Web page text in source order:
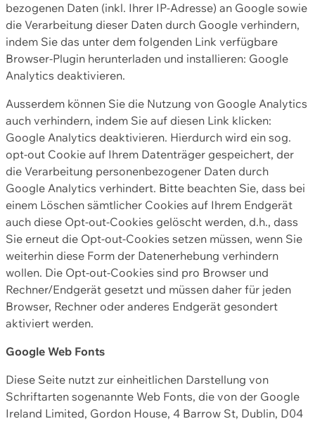
bezogenen Daten (inkl. Ihrer IP-Adresse) an Google sowie
die Verarbeitung dieser Daten durch Google verhindern,
indem Sie das unter dem folgenden Link verfügbare
Browser-Plugin herunterladen und installieren: Google
Analytics deaktivieren.
Ausserdem können Sie die Nutzung von Google Analytics
auch verhindern, indem Sie auf diesen Link klicken:
Google Analytics deaktivieren. Hierdurch wird ein sog.
opt-out Cookie auf Ihrem Datenträger gespeichert, der
die Verarbeitung personenbezogener Daten durch
Google Analytics verhindert. Bitte beachten Sie, dass bei
einem Löschen sämtlicher Cookies auf Ihrem Endgerät
auch diese Opt-out-Cookies gelöscht werden, d.h., dass
Sie erneut die Opt-out-Cookies setzen müssen, wenn Sie
weiterhin diese Form der Datenerhebung verhindern
wollen. Die Opt-out-Cookies sind pro Browser und
Rechner/Endgerät gesetzt und müssen daher für jeden
Browser, Rechner oder anderes Endgerät gesondert
aktiviert werden.
Google Web Fonts
Diese Seite nutzt zur einheitlichen Darstellung von
Schriftarten sogenannte Web Fonts, die von der Google
Ireland Limited, Gordon House, 4 Barrow St, Dublin, D04